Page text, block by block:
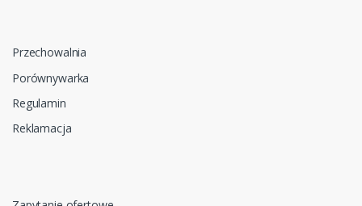
Przechowalnia
Porównywarka
Regulamin
Reklamacja